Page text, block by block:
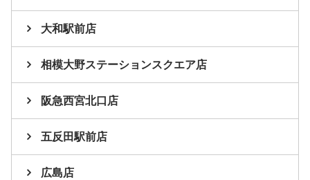
大和駅前店
相模大野ステーションスクエア店
阪急西宮北口店
五反田駅前店
広島店